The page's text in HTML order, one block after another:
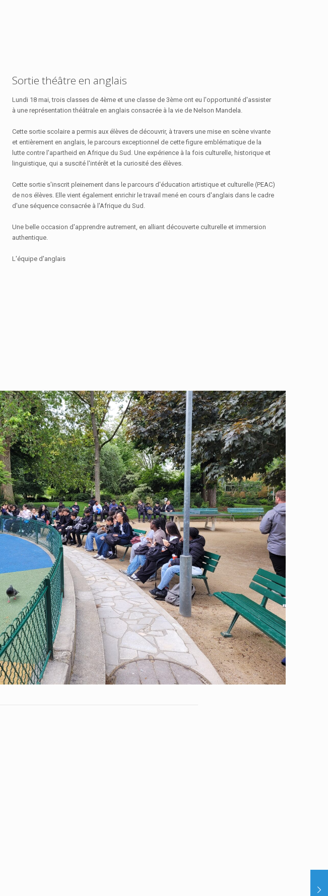
Sortie théâtre en anglais
Lundi 18 mai, trois classes de 4ème et une classe de 3ème ont eu l'opportunité d'assister
à une représentation théâtrale en anglais consacrée à la vie de Nelson Mandela.
Cette sortie scolaire a permis aux élèves de découvrir, à travers une mise en scène vivante
et entièrement en anglais, le parcours exceptionnel de cette figure emblématique de la
lutte contre l'apartheid en Afrique du Sud. Une expérience à la fois culturelle, historique et
linguistique, qui a suscité l'intérêt et la curiosité des élèves.
Cette sortie s'inscrit pleinement dans le parcours d'éducation artistique et culturelle (PEAC)
de nos élèves. Elle vient également enrichir le travail mené en cours d'anglais dans le cadre
d'une séquence consacrée à l'Afrique du Sud.
Une belle occasion d'apprendre autrement, en alliant découverte culturelle et immersion
authentique.
L'équipe d'anglais